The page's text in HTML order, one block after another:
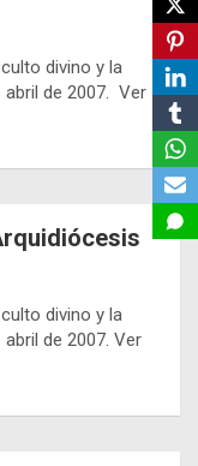
divino y la
de 2007. Ver
divino y la
de 2007. Ver